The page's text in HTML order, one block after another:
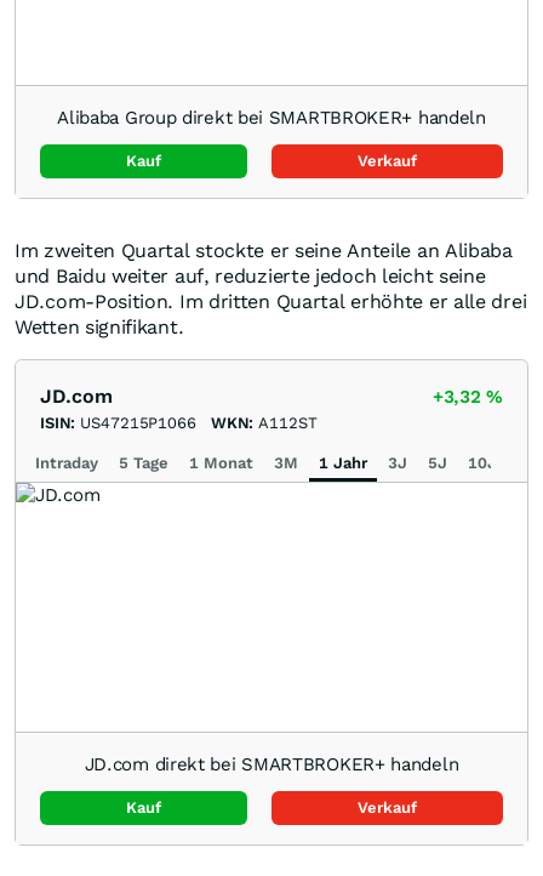
Alibaba Group direkt bei SMARTBROKER+ handeln
Kauf Verkauf
Im zweiten Quartal stockte er seine Anteile an Alibaba
und Baidu weiter auf, reduzierte jedoch leicht seine
JD.com-Position. Im dritten Quartal erhöhte er alle drei
Wetten signifikant.
JD.com +3,32%
ISIN: US47215P1066 WKN: A112ST
Intraday 5 Tage 1 Monat 3M 1 Jahr 3J 5J 10J
JD.com direkt bei SMARTBROKER+ handeln
Kauf Verkauf